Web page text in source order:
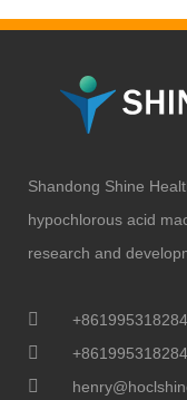
Shandong Shine
hypochlorous acid
research and